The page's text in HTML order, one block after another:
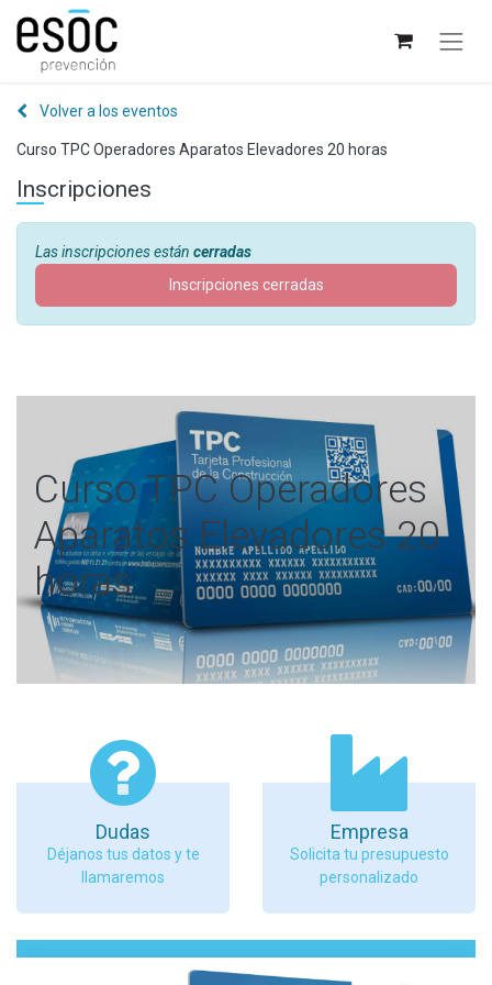
Volver a los eventos
Curso TPC Operadores Aparatos Elevadores 20 horas
Inscripciones
Las inscripciones están cerradas
Inscripciones cerradas
Curso TPC Operadores
Aparatos Elevadores 20
horas
Dudas
Déjanos tus datos y te
llamaremos
Empresa
Solicita tu presupuesto
personalizado